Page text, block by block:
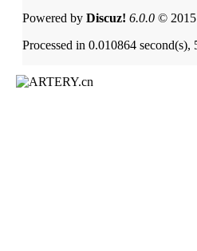
Powered by Discuz! 6.0.0 ©
Processed in 0.010864 second(s),